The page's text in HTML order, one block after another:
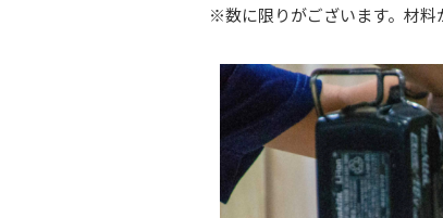
※数に限りがございます。材